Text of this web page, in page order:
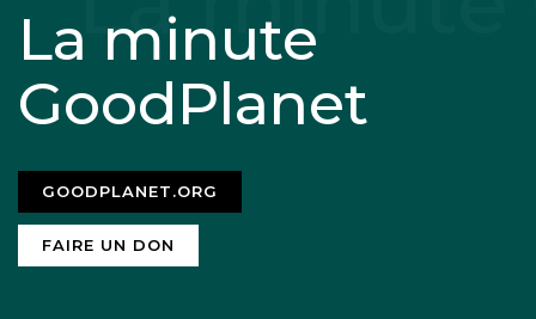
La minute
GoodPlanet
GOODPLANET.ORG
FAIRE UN DON